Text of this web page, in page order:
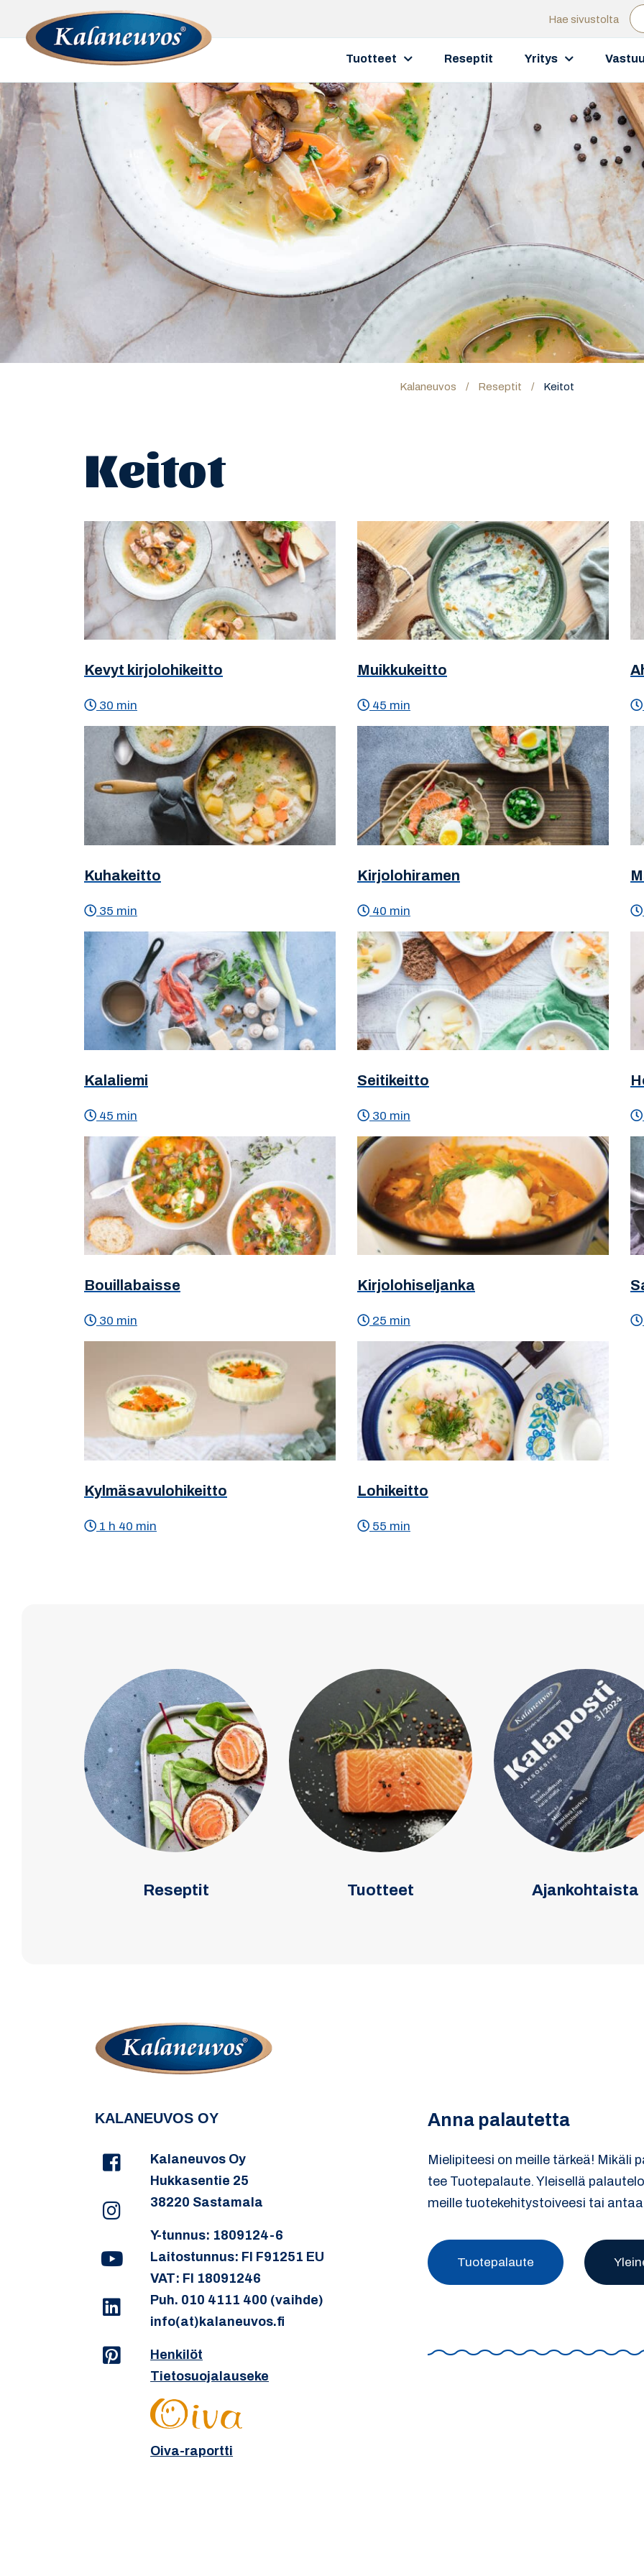
Hae sivustolta
Tuotteet Reseptit Yritys
Kalaneuvos / Reseptit / Keitot
Keitot
Kevyt kirjolohikeitto
30 min
Muikkukeitto
45 min
Kuhakeitto
35 min
Kirjolohiramen
40 min
Kalaliemi
45 min
Seitikeitto
30 min
Bouillabaisse
30 min
Kirjolohiseljanka
25 min
Kylmäsavulohikeitto
1 h 40 min
Lohikeitto
55 min
Reseptit Tuotteet Ajankohtaista
KALANEUVOS OY
Kalaneuvos Oy
Hukkasentie 25
38220 Sastamala
Y-tunnus: 1809124-6
Laitostunnus: FI F91251 EU
VAT: FI 18091246
Puh. 010 4111 400 (vaihde)
info(at)kalaneuvos.fi
Henkilöt
Tietosuojalauseke
Oiva-raportti
Anna palautetta
Mielipiteesi on meille tärkeä! Mikäli
tee Tuotepalaute. Yleisellä
meille tuotekehitystoiveesi tai
Tuotepalaute